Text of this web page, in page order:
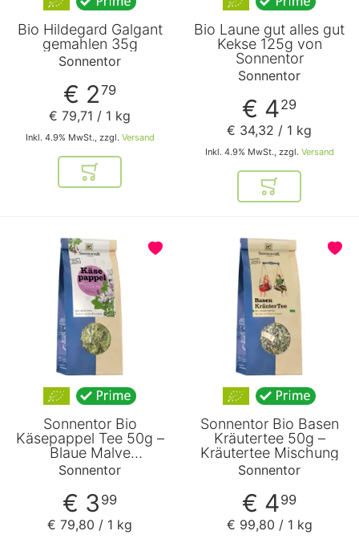
Bio Hildegard Galgant
gemahlen 35g
Sonnentor
€ 279
Inkl. 4.9% MwSt., zzgl. Versand
€ 79,71 / 1 kg
In den Warenkorb
Bio Laune gut alles gut
Kekse 125g von
Sonnentor
Sonnentor
€ 429
Inkl. 4.9% MwSt., zzgl. Versand
€ 34,32 / 1 kg
In den
Sonnentor Bio
Käsepappel Tee 50g –
Blaue Malve
Kräutertee
Sonnentor
€ 3 99
€ 79,80 / 1 kg
Sonnentor Bio Basen
Kräutertee 50g –
Kräutertee Mischung
Sonnentor
€ 499
€ 99,80 / 1 kg